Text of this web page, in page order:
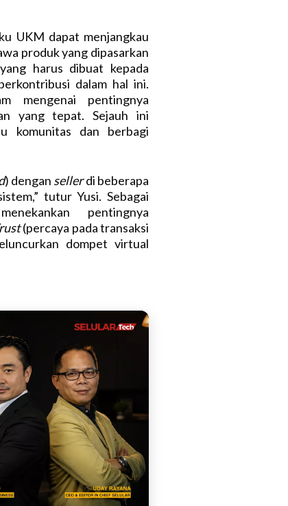
UKM dapat menjangkau
produk yang dipasarkan
harus dibuat kepada
dalam hal ini.
mengenai pentingnya
yang tepat. Sejauh ini
komunitas dan berbagi
) dengan sellerdi beberapa
tutur Yusi. Sebagai
pentingnya
(percaya pada transaksi
dompet virtual